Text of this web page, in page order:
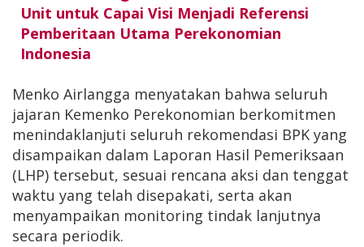
Unit untuk Capai Visi Menjadi Referensi
Pemberitaan Utama Perekonomian
Indonesia
Menko Airlangga menyatakan bahwa seluruh
jajaran Kemenko Perekonomian berkomitmen
menindaklanjuti seluruh rekomendasi BPK yang
disampaikan dalam Laporan Hasil Pemeriksaan
(LHP) tersebut, sesuai rencana aksi dan tenggat
waktu yang telah disepakati, serta akan
menyampaikan monitoring tindak lanjutnya
secara periodik.